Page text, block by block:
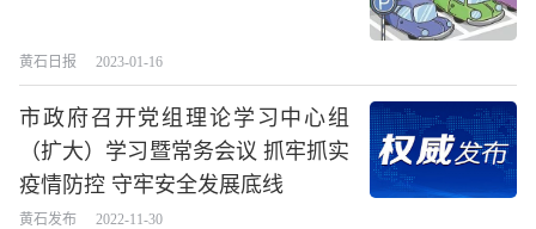
黄石日报 2023-01-16
市政府召开党组理论学习中心组
（扩大）学习暨常务会议 抓牢抓实
疫情防控 守牢安全发展底线
黄石发布 2022-11-30